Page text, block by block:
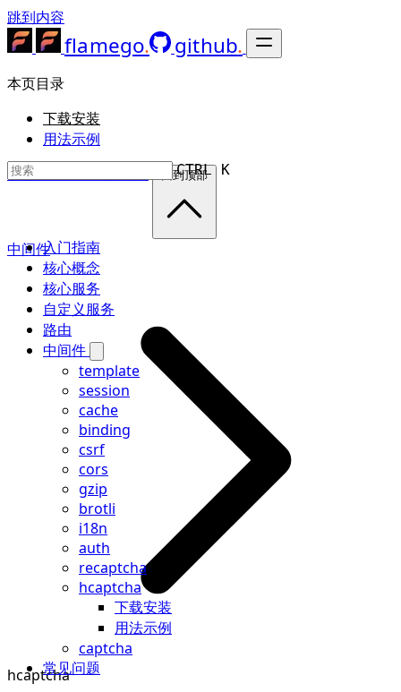
跳到内容
flamego github
CTRL K
入门指南
核心概念
核心服务
自定义服务
路由
中间件
template
session
cache
binding
csrf
cors
gzip
brotli
i18n
auth
recaptcha
hcaptcha
下载安装
用法示例
captcha
常见问题
本页目录
下载安装
用法示例
在 GitHub 上编辑此页
回到顶部
中间件
hcaptcha